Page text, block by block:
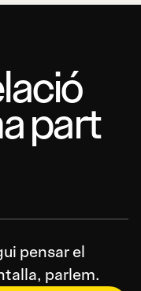
part
pensar el
parlem.